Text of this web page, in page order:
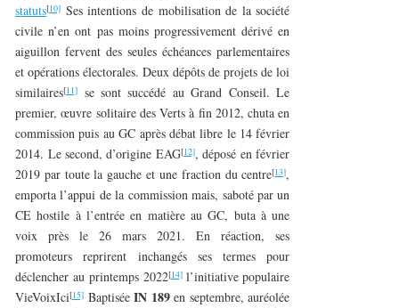
statuts[10] Ses intentions de mobilisation de la société
civile n’en ont pas moins progressivement dérivé en
aiguillon fervent des seules échéances parlementaires
et opérations électorales. Deux dépôts de projets de loi
similaires[11] se sont succédé au Grand Conseil. Le
premier, œuvre solitaire des Verts à fin 2012, chuta en
commission puis au GC après débat libre le 14 février
2014. Le second, d’origine EAG[12], déposé en février
2019 par toute la gauche et une fraction du centre[13],
emporta l’appui de la commission mais, saboté par un
CE hostile à l’entrée en matière au GC, buta à une
voix près le 26 mars 2021. En réaction, ses
promoteurs reprirent inchangés ses termes pour
déclencher au printemps 2022[14] l’initiative populaire
VieVoixIci[15] BaptiséeIN 189en septembre, auréolée